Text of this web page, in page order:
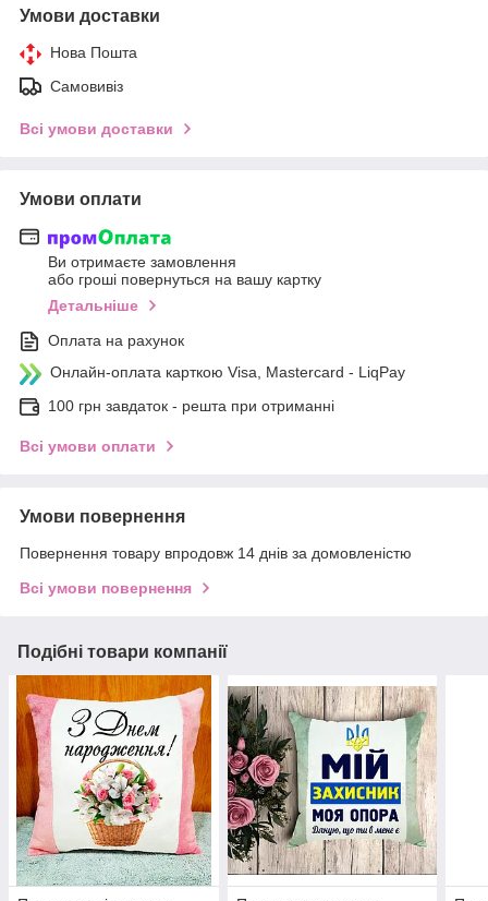
Умови доставки
Нова Пошта
Самовивіз
Всі умови доставки
Умови оплати
Ви отримаєте замовлення
або гроші повернуться на вашу картку
Детальніше
Оплата на рахунок
Онлайн-оплата карткою Visa, Mastercard - LiqPay
100 грн завдаток - решта при отриманні
Всі умови оплати
Умови повернення
Повернення товару впродовж 14 днів за домовленістю
Всі умови повернення
Подібні товари компанії